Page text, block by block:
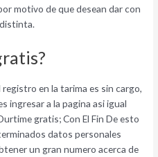
motivo de que desean dar con
en la tarima es sin cargo,
ingresar a la pagina asi­ igual
gratis; Con El Fin De esto
datos personales
un gran numero acerca de